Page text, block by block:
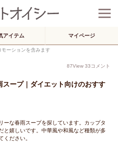
アイテム マイページ
モーションを含みます
87View 33コメント
スープ｜ダイエット向けのおすす
ーな春雨スープを探しています。カップタ
と嬉しいです。中華風や和風など種類が多
ください。